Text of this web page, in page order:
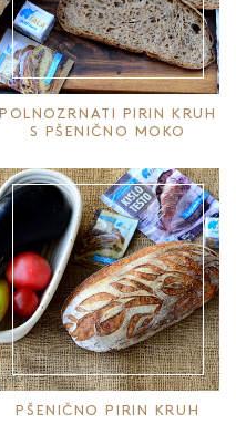
POLNOZRNATI PIRIN KRUH
S PŠENIČNO MOKO
PŠENIČNO PIRIN KRUH